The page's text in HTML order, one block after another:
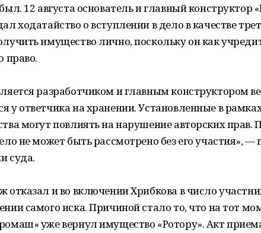
12 августа основатель и главный конструктор
ходатайство о вступлении в дело в качестве
имущество лично, поскольку он как
право.
разработчиком и главным конструктором
у ответчика на хранении. Установленные в
могут повлиять на нарушение авторских прав.
не может быть рассмотрено без его участия», —
суда.
отказал и во включении Хрибкова в число
самого иска. Причиной стало то, что на тот
уже вернул имущество «Ротору». Акт